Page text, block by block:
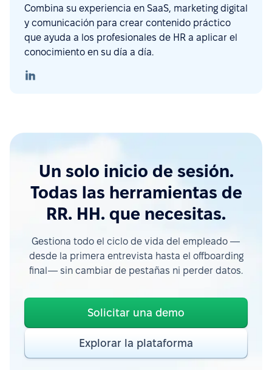
Combina su experiencia en SaaS, marketing digital
y comunicación para crear contenido práctico
que ayuda a los profesionales de HR a aplicar el
conocimiento en su día a día.
Un solo inicio de sesión.
Todas las herramientas de
RR. HH. que necesitas.
Gestiona todo el ciclo de vida del empleado —
desde la primera entrevista hasta el offboarding
final— sin cambiar de pestañas ni perder datos.
Solicitar una demo
Explorar la plataforma